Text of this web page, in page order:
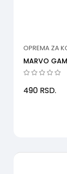
OPREMA ZA
MARVO
490 RSD.